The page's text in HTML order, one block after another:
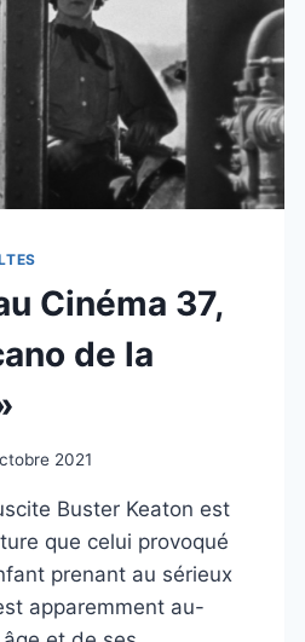
Cinéma 37,
de la
2021
Buster Keaton est
que celui provoqué
prenant au sérieux
apparemment au-